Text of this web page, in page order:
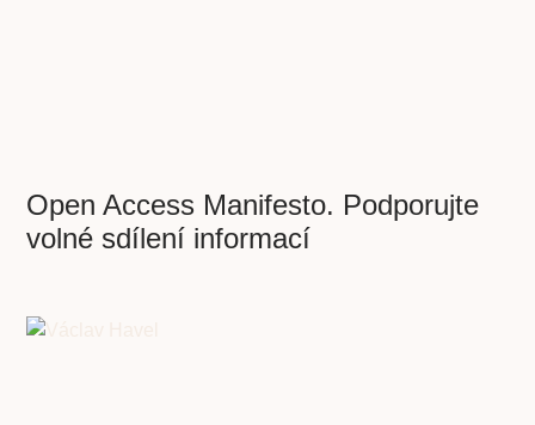
Open Access Manifesto. Podporujte
volné sdílení informací